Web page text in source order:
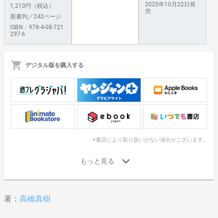
1,210円（税込）
新書判／242ページ
ISBN：978-4-08-721
297-6
2025年10月22日発
売
デジタル版を購入する
※書店により取り扱いがない場合がございます。
著： 高橋真樹